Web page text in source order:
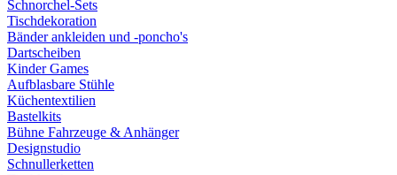
Schnorchel-Sets
Tischdekoration
Bänder ankleiden und -poncho's
Dartscheiben
Kinder Games
Aufblasbare Stühle
Küchentextilien
Bastelkits
Bühne Fahrzeuge & Anhänger
Designstudio
Schnullerketten